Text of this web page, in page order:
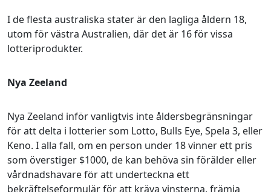
I de flesta australiska stater är den lagliga åldern 18,
utom för västra Australien, där det är 16 för vissa
lotteriprodukter.
Nya Zeeland
Nya Zeeland inför vanligtvis inte åldersbegränsningar
för att delta i lotterier som Lotto, Bulls Eye, Spela 3, eller
Keno. I alla fall, om en person under 18 vinner ett pris
som överstiger $1000, de kan behöva sin förälder eller
vårdnadshavare för att underteckna ett
bekräftelseformulär för att kräva vinsterna, främja